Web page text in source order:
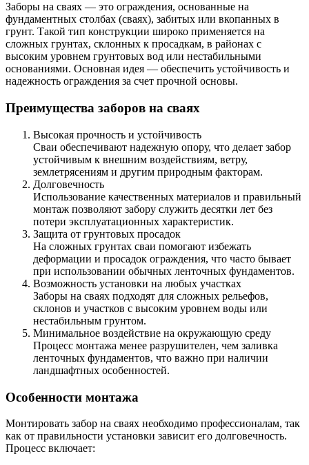
Заборы на сваях — это ограждения, основанные на
фундаментных столбах (сваях), забитых или вкопанных в
грунт. Такой тип конструкции широко применяется на
сложных грунтах, склонных к просадкам, в районах с
высоким уровнем грунтовых вод или нестабильными
основаниями. Основная идея — обеспечить устойчивость и
надежность ограждения за счет прочной основы.
Преимущества заборов на сваях
Высокая прочность и устойчивость
Сваи обеспечивают надежную опору, что делает забор
устойчивым к внешним воздействиям, ветру,
землетрясениям и другим природным факторам.
Долговечность
Использование качественных материалов и правильный
монтаж позволяют забору служить десятки лет без
потери эксплуатационных характеристик.
Защита от грунтовых просадок
На сложных грунтах сваи помогают избежать
деформации и просадок ограждения, что часто бывает
при использовании обычных ленточных фундаментов.
Возможность установки на любых участках
Заборы на сваях подходят для сложных рельефов,
склонов и участков с высоким уровнем воды или
нестабильным грунтом.
Минимальное воздействие на окружающую среду
Процесс монтажа менее разрушителен, чем заливка
ленточных фундаментов, что важно при наличии
ландшафтных особенностей.
Особенности монтажа
Монтировать забор на сваях необходимо профессионалам, так
как от правильности установки зависит его долговечность.
Процесс включает: